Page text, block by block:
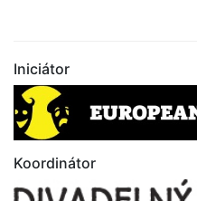
Iniciátor
Koordinátor